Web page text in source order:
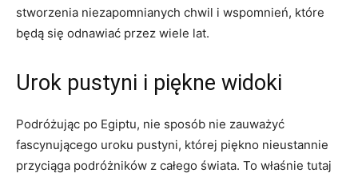
stworzenia niezapomnianych chwil i wspomnień, ⁣które
będą się odnawiać przez wiele lat.
Urok pustyni i ⁣piękne widoki
Podróżując po Egiptu, nie ‍sposób​ nie​ zauważyć
fascynującego uroku pustyni, której ⁤piękno ‌nieustannie
przyciąga podróżników z całego świata. To‌ właśnie tutaj